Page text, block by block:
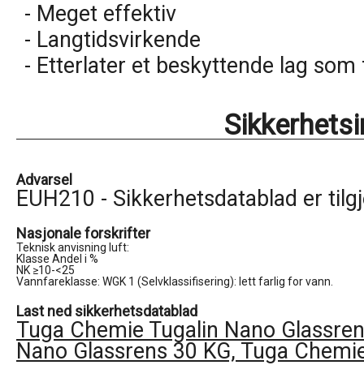
- Meget effektiv
- Langtidsvirkende
- Etterlater et beskyttende lag
Advarsel
EUH210 - Sikkerhetsdatablad er
Nasjonale forskrifter
Teknisk anvisning luft:
Klasse Andel i %
NK ≥10-<25
Vannfareklasse: WGK 1 (Selvklassifisering): lett farlig for vann.
Last ned sikkerhetsdatablad
Tuga Chemie Tugalin Nano
Nano Glassrens 30 KG, Tuga